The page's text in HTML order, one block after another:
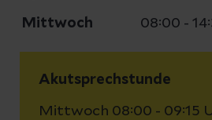
Mittwoch 08:00 -
Akutsprechstunde
Mittwoch 08:00 - 09:15